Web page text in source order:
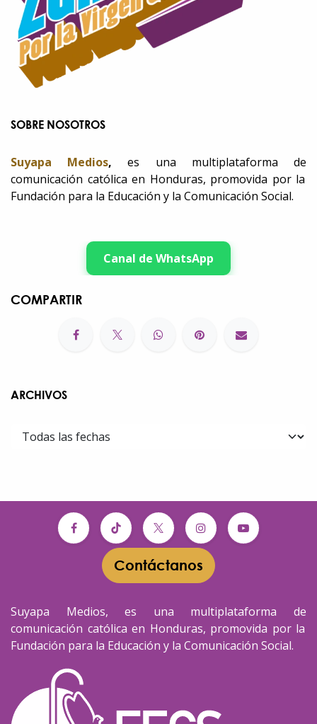
SOBRE NOSOTROS
Suyapa Medios, es una multiplataforma de
comunicación católica en Honduras, promovida por la
Fundación para la Educación y la Comunicación Social.
Canal de WhatsApp
COMPARTIR
ARCHIVOS
Contáctanos​​
Suyapa Medios, es una multiplataforma de
comunicación católica en Honduras, promovida por la
Fundación para la Educación y la Comunicación Social.